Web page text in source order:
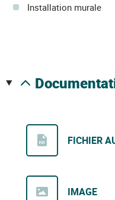
Installation murale
FICHIER
IMAGE